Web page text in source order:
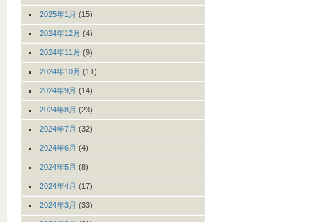
2025年1月 (15)
2024年12月 (4)
2024年11月 (9)
2024年10月 (11)
2024年9月 (14)
2024年8月 (23)
2024年7月 (32)
2024年6月 (4)
2024年5月 (8)
2024年4月 (17)
2024年3月 (33)